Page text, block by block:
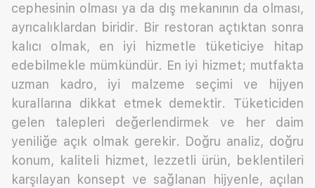
cephesinin olması ya da dış mekanının da olması,
ayrıcalıklardan biridir. Bir restoran açtıktan sonra
kalıcı olmak, en iyi hizmetle tüketiciye hitap
edebilmekle mümkündür. En iyi hizmet; mutfakta
uzman kadro, iyi malzeme seçimi ve hijyen
kurallarına dikkat etmek demektir. Tüketiciden
gelen talepleri değerlendirmek ve her daim
yeniliğe açık olmak gerekir. Doğru analiz, doğru
konum, kaliteli hizmet, lezzetli ürün, beklentileri
karşılayan konsept ve sağlanan hijyenle, açılan